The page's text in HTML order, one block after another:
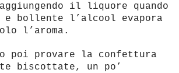
il liquore quando
bollente l’alcool evapora
l’aroma.
poi provare la confettura
biscottate, un po’